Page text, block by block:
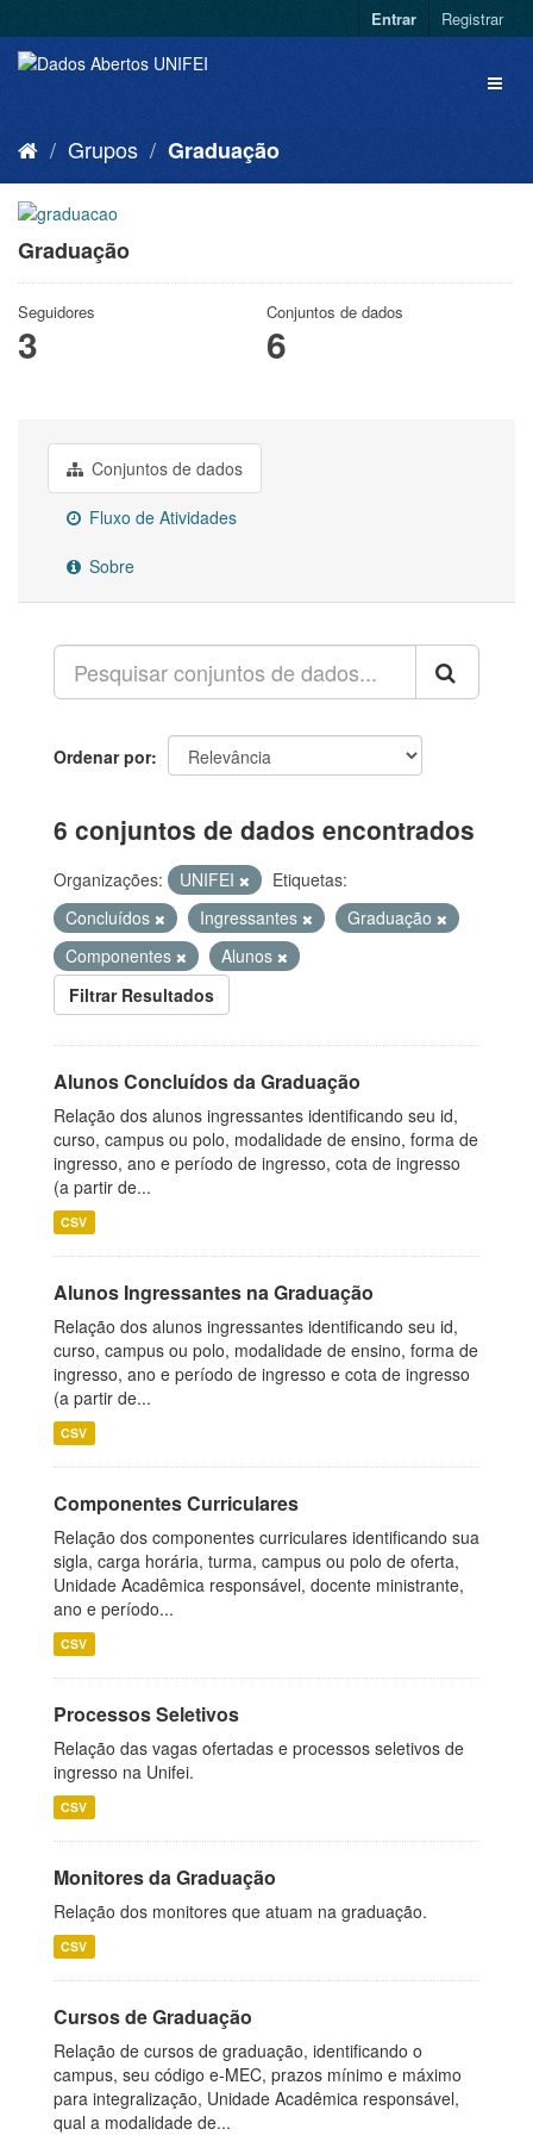
Entrar Registrar
Grupos Graduação
Graduação
Seguidores
3
Conjuntos de dados
6
Conjuntos de dados
Fluxo de Atividades
Sobre
Ordenar por
6 conjuntos de dados encontrados
Organizações: UNIFEI
Etiquetas:
Concluídos
Ingressantes
Graduação
Componentes
Alunos
Filtrar Resultados
Alunos Concluídos da Graduação
Relação dos alunos ingressantes identificando seu id,
curso, campus ou polo, modalidade de ensino, forma de
ingresso, ano e período de ingresso, cota de ingresso
(a partir de...
CSV
Alunos Ingressantes na Graduação
Relação dos alunos ingressantes identificando seu id,
curso, campus ou polo, modalidade de ensino, forma de
ingresso, ano e período de ingresso e cota de ingresso
(a partir de...
CSV
Componentes Curriculares
Relação dos componentes curriculares identificando sua
sigla, carga horária, turma, campus ou polo de oferta,
Unidade Acadêmica responsável, docente ministrante,
ano e período...
CSV
Processos Seletivos
Relação das vagas ofertadas e processos seletivos de
ingresso na Unifei.
CSV
Monitores da Graduação
Relação dos monitores que atuam na graduação.
CSV
Cursos de Graduação
Relação de cursos de graduação, identificando o
campus, seu código e-MEC, prazos mínimo e máximo
para integralização, Unidade Acadêmica responsável,
qual a modalidade de...